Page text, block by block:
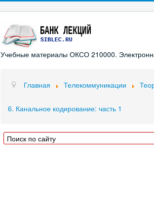
Учебные материалы ОКСО 210000.
Главная Телекоммуникации
6. Канальное кодирование: часть 1